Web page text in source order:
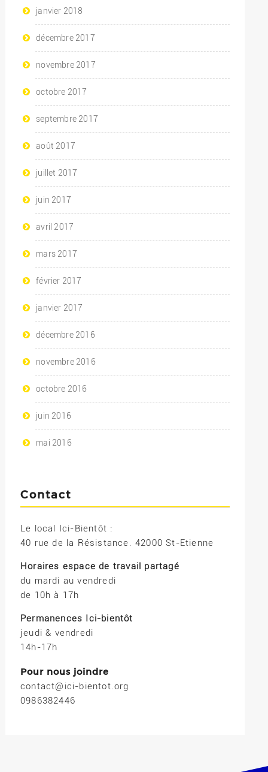
janvier 2018
décembre 2017
novembre 2017
octobre 2017
septembre 2017
août 2017
juillet 2017
juin 2017
avril 2017
mars 2017
février 2017
janvier 2017
décembre 2016
novembre 2016
octobre 2016
juin 2016
mai 2016
Contact
Le local Ici-Bientôt :
40 rue de la Résistance. 42000 St-Etienne
Horaires espace de travail partagé
du mardi au vendredi
de 10h à 17h
Permanences Ici-bientôt
jeudi & vendredi
14h-17h
Pour nous joindre
contact@ici-bientot.org
0986382446